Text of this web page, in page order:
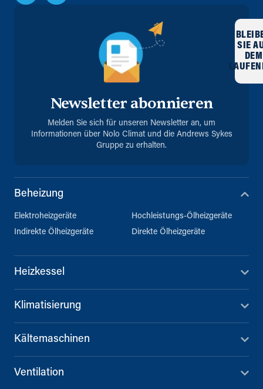
Newsletter abonnieren
Melden Sie sich für unseren Newsletter an, um
Informationen über Nolo Climat und die Andrews Sykes
Gruppe zu erhalten.
SIE
DEM
Beheizung
Elektroheizgeräte
Indirekte Ölheizgeräte
Hochleistungs-Ölheizgeräte
Direkte Ölheizgeräte
Heizkessel
Klimatisierung
Kältemaschinen
Ventilation